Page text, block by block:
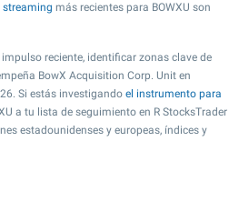
streaming más recientes para BOWXU son
reciente, identificar zonas clave de
BowX Acquisition Corp. Unit en
Si estás investigando el instrumento para
a tu lista de seguimiento en R StocksTrader
estadounidenses y europeas, índices y